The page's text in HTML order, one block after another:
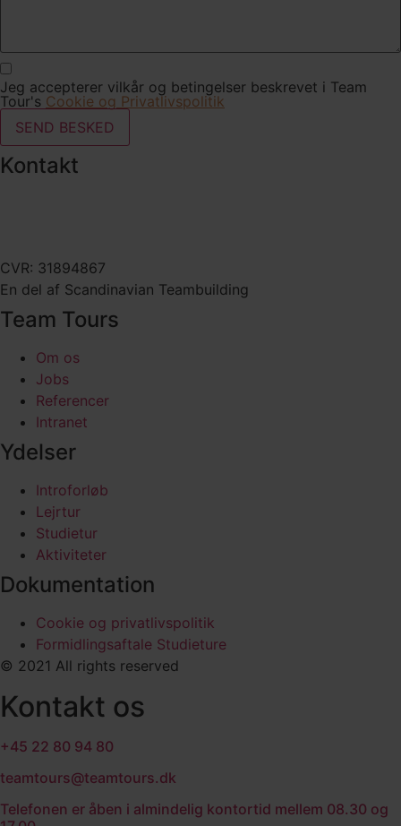
Jeg accepterer vilkår og betingelser beskrevet i Team
Tour's Cookie og Privatlivspolitik
SEND BESKED
Kontakt
CVR: 31894867
En del af Scandinavian Teambuilding
Team Tours
Om os
Jobs
Referencer
Intranet
Ydelser
Introforløb
Lejrtur
Studietur
Aktiviteter
Dokumentation
Cookie og privatlivspolitik
Formidlingsaftale Studieture
© 2021 All rights reserved​
Kontakt os
+45 22 80 94 80
teamtours@teamtours.dk
Telefonen er åben i almindelig kontortid mellem 08.30 og